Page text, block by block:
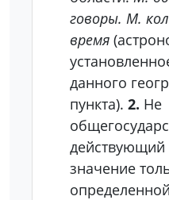
говоры. М.
время
данного
пункта). 2. Не
значение